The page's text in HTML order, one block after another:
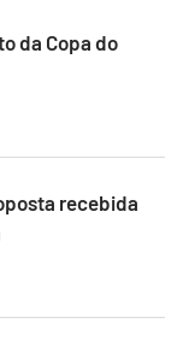
da Copa do
recebida